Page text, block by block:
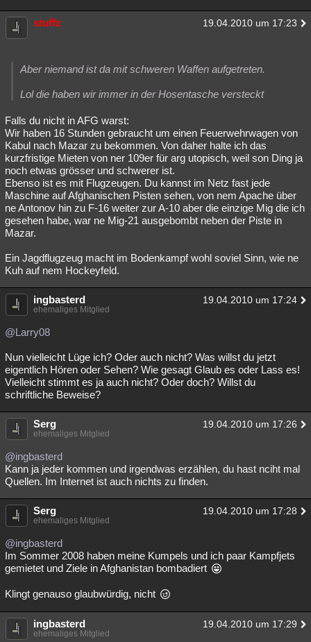
stuffz 19.04.2010 um 17:23
Aber niemand ist da mit schweren Waffen aufgetreten.
Lol die haben wir immer in der Hosentasche versteckt
Falls du nicht in AFG warst:
Wir haben 16 Stunden gebraucht um einen Feuerwehrwagen von
Kabul nach Mazar zu bekommen. Von daher halte ich das
kurzfristige Mieten von ner 109er für arg utopisch, weil son Ding ja
noch etwas grösser und schwerer ist.
Ebenso ist es mit Flugzeugen. Du kannst im Netz fast jede
Maschine auf Afghanischen Pisten sehen, von nem Apache über
ne Antonov hin zu F-16 weiter zur A-10 aber die einzige Mig die ich
gesehen habe, war ne Mig-21 ausgebombt neben der Piste in
Mazar.
Ein Jagdflugzeug macht im Bodenkampf wohl soviel Sinn, wie ne
Kuh auf nem Hockeyfeld.
ingbasterd 19.04.2010 um 17:24
ehemaliges Mitglied
@Larry08
Nun vielleicht Lüge ich? Oder auch nicht? Was willst du jetzt
eigentlich Hören oder Sehen? Wie gesagt Glaub es oder Lass es!
Vielleicht stimmt es ja auch nicht? Oder doch? Willst du
schriftliche Beweise?
Serg 19.04.2010 um 17:26
ehemaliges Mitglied
@ingbasterd
Kann ja jeder kommen und irgendwas erzählen, du hast nciht mal
Quellen. Im Internet ist auch nichts zu finden.
Serg 19.04.2010 um 17:28
ehemaliges Mitglied
@ingbasterd
Im Sommer 2008 haben meine Kumpels und ich paar Kampfjets
gemietet und Ziele in Afghanistan bombadiert
Klingt genauso glaubwürdig, nicht
ingbasterd 19.04.2010 um 17:29
ehemaliges Mitglied